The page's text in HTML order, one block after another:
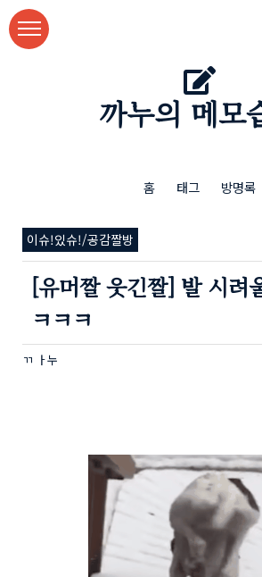
본문 바로가기
까누의 메모
홈 태그 방명록
이슈!있슈!/공감짤방
[유머짤 웃긴짤] 발 시려
ㅋㅋㅋ
ㄲ ㅏ누